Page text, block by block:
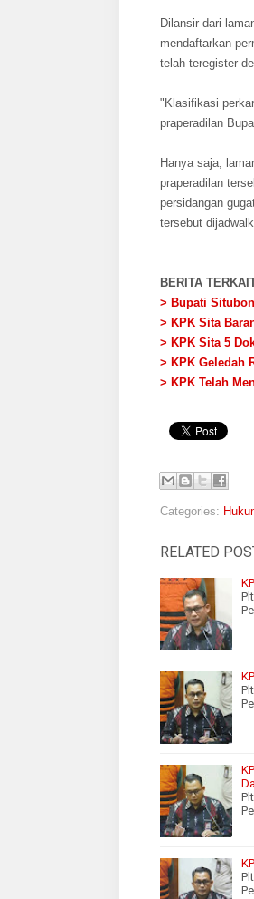
Dilansir dari
mendaftarkan
telah teregister
"Klasifikasi
praperadilan
Hanya saja,
praperadilan
persidangan
tersebut
BERITA
> Bupati
> KPK Sita
> KPK Sita 5
> KPK Geledah
> KPK Telah
Categories:
RELATED